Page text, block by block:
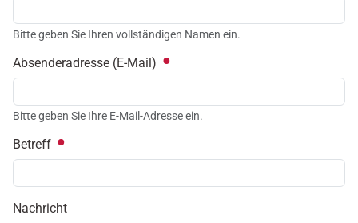
Bitte geben Sie Ihren vollständigen Namen ein.
Absenderadresse (E-Mail)
Bitte geben Sie Ihre E-Mail-Adresse ein.
Betreff
Nachricht